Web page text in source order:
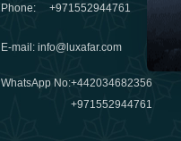
Phone:+971552944761
E-mail :info@luxafar.com
WhatsApp No:+442034682356
+971552944761